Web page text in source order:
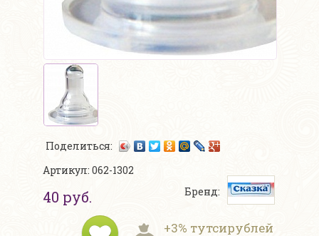
Поделиться:
Артикул: 062-1302
40 руб. Бренд:
+3% тутсирублей